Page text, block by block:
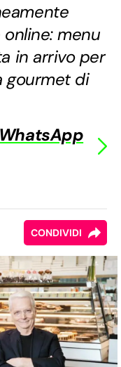
menu
in arrivo per
gourmet di
CONDIVIDI